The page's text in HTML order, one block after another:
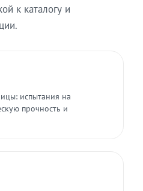
к каталогу и
испытания на
прочность и